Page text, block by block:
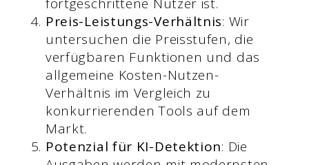
Preis-Leistungs-Verhältnis: Wir
untersuchen die Preisstufen, die
verfügbaren Funktionen und das
allgemeine Kosten-Nutzen-
Verhältnis im Vergleich zu
konkurrierenden Tools auf dem
Markt.
Potenzial für KI-Detektion: Die